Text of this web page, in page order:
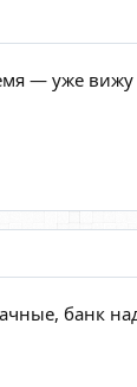
— уже вижу
банк